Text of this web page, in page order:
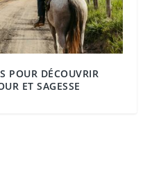
POUR DÉCOUVRIR
ET SAGESSE